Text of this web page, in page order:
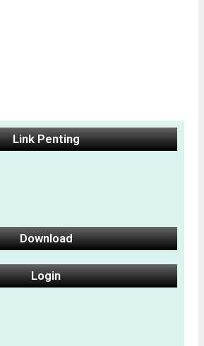
Link Penting
Download
Login